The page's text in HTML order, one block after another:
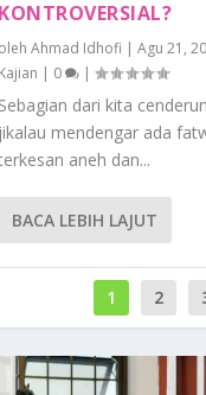
KONTROVERSIAL?
olehAhmad Idhofi |Agu 21,
Kajian | 0 |
Sebagian dari kita
jikalau mendengar ada
aneh dan...
BACA LEBIH LAJUT
1 2